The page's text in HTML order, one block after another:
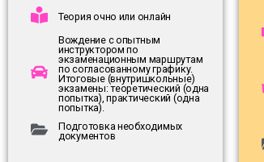
Теория очно или онлайн
Вождение с опытным
инструктором по
экзаменационным маршрутам
по согласованному графику.
Итоговые (внутришкольные)
экзамены: теоретический (одна
попытка), практический (одна
попытка).
Подготовка необходимых
документов